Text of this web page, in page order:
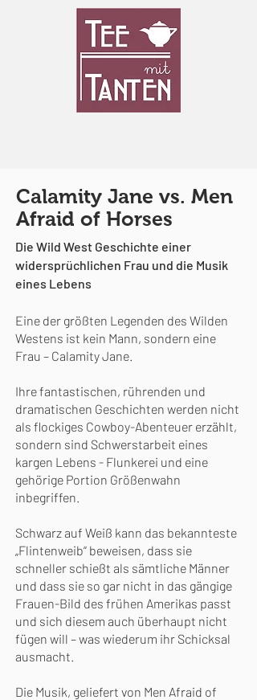
Calamity Jane vs. Men
Afraid of Horses
Die Wild West Geschichte einer
widersprüchlichen Frau und die Musik
eines Lebens
Eine der größten Legenden des Wilden
Westens ist kein Mann, sondern eine
Frau – Calamity Jane.
Ihre fantastischen, rührenden und
dramatischen Geschichten werden nicht
als flockiges Cowboy-Abenteuer erzählt,
sondern sind Schwerstarbeit eines
kargen Lebens - Flunkerei und eine
gehörige Portion Größenwahn
inbegriffen.
Schwarz auf Weiß kann das bekannteste
„Flintenweib“ beweisen, dass sie
schneller schießt als sämtliche Männer
und dass sie so gar nicht in das gängige
Frauen-Bild des frühen Amerikas passt
und sich diesem auch überhaupt nicht
fügen will – was wiederum ihr Schicksal
ausmacht.
Die Musik, geliefert von Men Afraid of